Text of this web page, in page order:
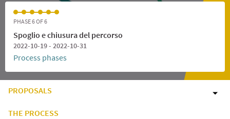
PHASE 6 OF 6
Spoglio e chiusura del percorso
2022-10-19 - 2022-10-31
Process phases
PROPOSALS
THE PROCESS